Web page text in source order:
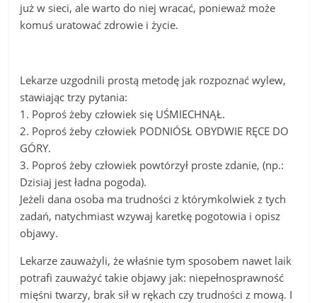
już w sieci, ale warto do niej wracać, ponieważ może
komuś uratować zdrowie i życie.
Lekarze uzgodnili prostą metodę jak rozpoznać wylew,
stawiając trzy pytania:
1. Poproś żeby człowiek się UŚMIECHNĄŁ.
2. Poproś żeby człowiek PODNIÓSŁ OBYDWIE RĘCE DO
GÓRY.
3. Poproś żeby człowiek powtórzył proste zdanie, (np.:
Dzisiaj jest ładna pogoda).
Jeżeli dana osoba ma trudności z którymkolwiek z tych
zadań, natychmiast wzywaj karetkę pogotowia i opisz
objawy.
Lekarze zauważyli, że właśnie tym sposobem nawet laik
potrafi zauważyć takie objawy jak: niepełnosprawność
mięśni twarzy, brak sił w rękach czy trudności z mową. I